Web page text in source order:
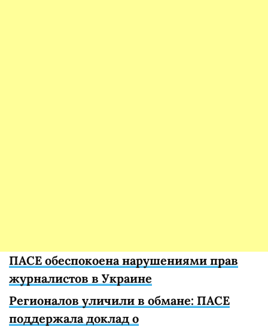
ПАСЕ обеспокоена нарушениями прав
журналистов в Украине
Регионалов уличили в обмане: ПАСЕ
поддержала доклад о